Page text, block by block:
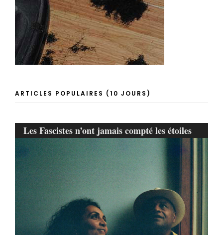
ARTICLES POPULAIRES (10 JOURS)
Les Fascistes n’ont jamais compté les étoiles